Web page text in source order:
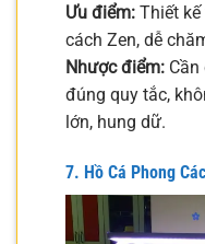
Ưu điểm: Thiết
cách Zen, dễ
Nhược điểm:
đúng quy tắc,
lớn, hung dữ.
7. Hồ Cá Phong